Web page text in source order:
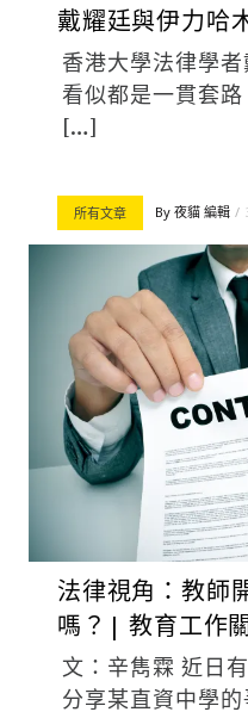
戴耀廷與伊力哈
香港大學法律學
看似都是一貫套
[…]
所有文章 By 夜貓 編輯
法律視角：教師
嗎？| 教育工作
文：辛雋霖 近日
分享某直資中學